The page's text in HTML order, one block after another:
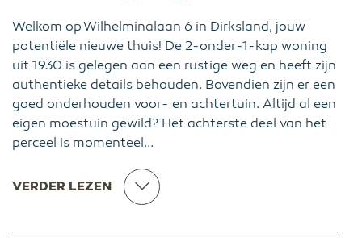
Welkom op Wilhelminalaan 6 in Dirksland, jouw
potentiële nieuwe thuis! De 2-onder-1-kap woning
uit 1930 is gelegen aan een rustige weg en heeft zijn
authentieke details behouden. Bovendien zijn er een
goed onderhouden voor- en achtertuin. Altijd al een
eigen moestuin gewild? Het achterste deel van het
perceel is momenteel...
VERDER LEZEN